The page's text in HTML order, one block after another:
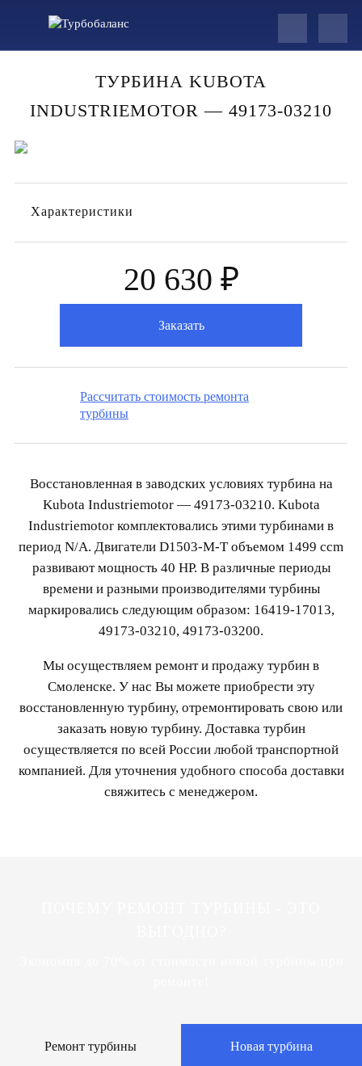
ТУРБИНА KUBOTA
INDUSTRIEMOTOR — 49173-03210
Характеристики
20 630 ₽
Заказать
Рассчитать стоимость ремонта
турбины
Восстановленная в заводских условиях турбина на
Kubota Industriemotor — 49173-03210. Kubota
Industriemotor комплектовались этими турбинами в
период N/A. Двигатели D1503-M-T объемом 1499 ccm
развивают мощность 40 HP. В различные периоды
времени и разными производителями турбины
маркировались следующим образом: 16419-17013,
49173-03210, 49173-03200.
Мы осуществляем ремонт и продажу турбин в
Смоленске. У нас Вы можете приобрести эту
восстановленную турбину, отремонтировать свою или
заказать новую турбину. Доставка турбин
осуществляется по всей России любой транспортной
компанией. Для уточнения удобного способа доставки
свяжитесь с менеджером.
Ремонт турбины Новая турбина